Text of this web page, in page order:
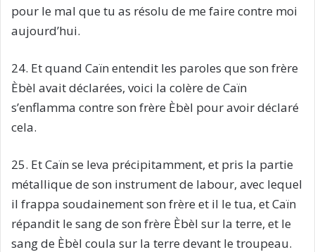
pour le mal que tu as résolu de me faire contre moi
aujourd’hui.
24. Et quand Caïn entendit les paroles que son frère
Èbèl avait déclarées, voici la colère de Caïn
s’enflamma contre son frère Èbèl pour avoir déclaré
cela.
25. Et Caïn se leva précipitamment, et pris la partie
métallique de son instrument de labour, avec lequel
il frappa soudainement son frère et il le tua, et Caïn
répandit le sang de son frère Èbèl sur la terre, et le
sang de Èbèl coula sur la terre devant le troupeau.